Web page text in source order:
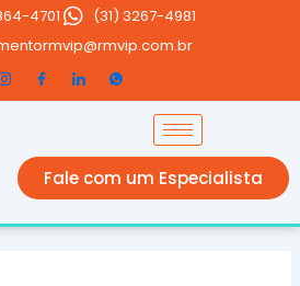
4701
(31) 3267-4981
Fale com um Especialista